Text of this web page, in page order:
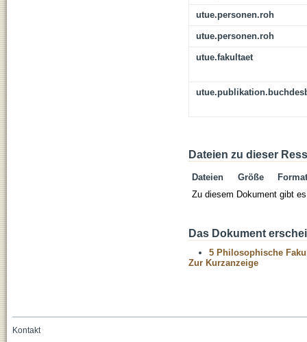
utue.personen.roh
utue.personen.roh
utue.fakultaet
Dateien zu dieser
Dateien Größe
Format
Zu diesem Dokument gibt
Das Dokument
5 Philosophische
Zur Kurzanzeige
Kontakt